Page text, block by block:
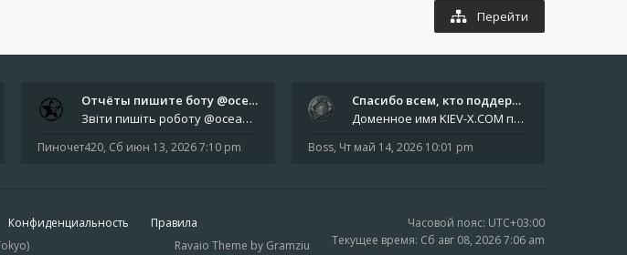
Перейти
Отчёты пишите боту @oceanfish…
Звіти пишіть роботу @oceanfishbotbot Друзі, важливе повідомлення для учасників форума. Основне звернення опублікован
Пиночет420, Сб июн 13, 2026 7:10 pm
Спасибо всем, кто поддерживае…
Доменное имя KIEV-X.COM продлено до третьей декады августа 2027 года! Спасибо всем анонимным пользователям, которые по
Boss, Чт май 14, 2026 10:01 pm
Конфиденциальность Правила Часовой пояс: UTC+03:00
Текущее время: Сб авг 08, 2026 7:06 am
Ravaio Theme by Gramziu